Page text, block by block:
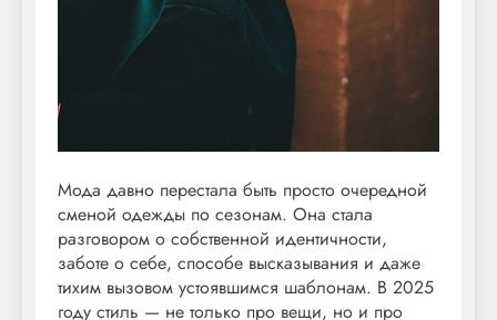
Мода давно перестала быть просто очередной
сменой одежды по сезонам. Она стала
разговором о собственной идентичности,
заботе о себе, способе высказывания и даже
тихим вызовом устоявшимся шаблонам. В 2025
году стиль — не только про вещи, но и про